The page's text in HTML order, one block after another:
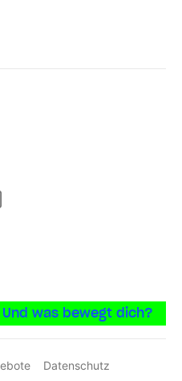
Und was bewegt dich?
Datenschutz